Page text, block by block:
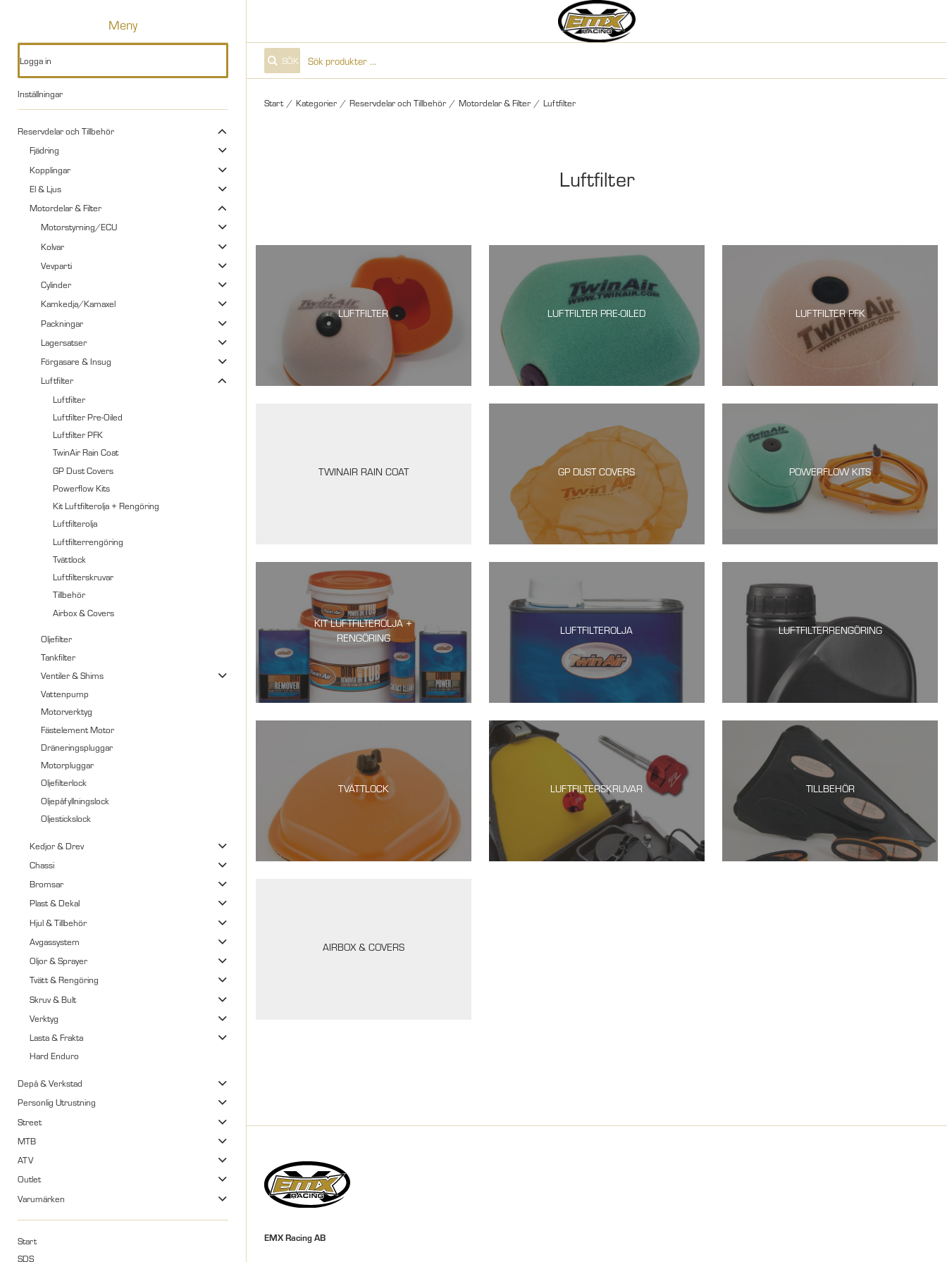
Meny
Logga in
Inställningar
Reservdelar och Tillbehör
Fjädring
Kopplingar
El & Ljus
Motordelar & Filter
Motorstyrning/ECU
Kolvar
Vevparti
Cylinder
Kamkedja/Kamaxel
Packningar
Lagersatser
Förgasare & Insug
Luftfilter
Luftfilter
Luftfilter Pre-Oiled
Luftfilter PFK
TwinAir Rain Coat
GP Dust Covers
Powerflow Kits
Kit Luftfilterolja + Rengöring
Luftfilterolja
Luftfilterrengöring
Tvättlock
Luftfilterskruvar
Tillbehör
Airbox & Covers
Oljefilter
Tankfilter
Ventiler & Shims
Vattenpump
Motorverktyg
Fästelement Motor
Dräneringspluggar
Motorpluggar
Oljefilterlock
Oljepåfyllningslock
Oljestickslock
Kedjor & Drev
Chassi
Bromsar
Plast & Dekal
Hjul & Tillbehör
Avgassystem
Oljor & Sprayer
Tvätt & Rengöring
Skruv & Bult
Verktyg
Lasta & Frakta
Hard Enduro
Depå & Verkstad
Personlig Utrustning
Street
MTB
ATV
Outlet
Varumärken
Start
SDS
SÖK
Start / Kategorier / Reservdelar och Tillbehör / Motordelar & Filter / Luftfilter
Luftfilter
LUFTFILTER LUFTFILTER PRE-OILED LUFTFILTER PFK
TWINAIR RAIN COAT GP DUST COVERS POWERFLOW KITS
KIT LUFTFILTEROLJA +
RENGÖRING
LUFTFILTEROLJA LUFTFILTERRENGÖRING
TVÄTTLOCK LUFTFILTERSKRUVAR TILLBEHÖR
AIRBOX & COVERS
EMX Racing AB